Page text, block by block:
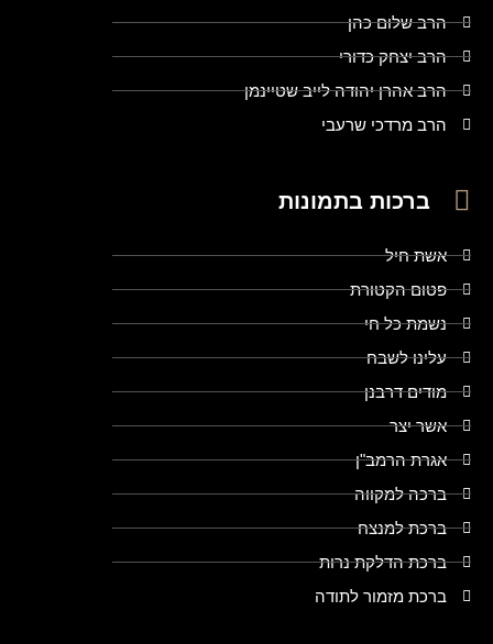
הרב שלום כהן
הרב יצחק כדורי
הרב אהרן יהודה לייב שטיינמן
הרב מרדכי שרעבי
ברכות בתמונות
אשת חיל
פטום הקטורת
נשמת כל חי
עלינו לשבח
מודים דרבנן
אשר יצר
אגרת הרמב"ן
ברכה למקווה
ברכת למנצח
ברכת הדלקת נרות
ברכת מזמור לתודה